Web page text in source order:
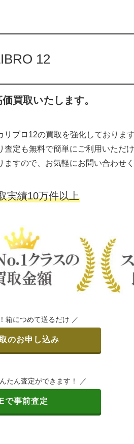
12
買取いたします。
ブロ12の買取を強化しております
定も無料で簡単にご利用いただけ
すので、お気軽にお問い合わせく
実績10万件以上
箱につめて送るだけ ／
のお申し込み
たん査定ができます！ ／
で事前査定